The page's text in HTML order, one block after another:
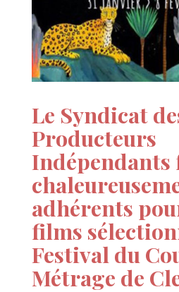
Le Syndicat
Producteurs
Indépendants
adhérents
films
Festival du
Métrage de